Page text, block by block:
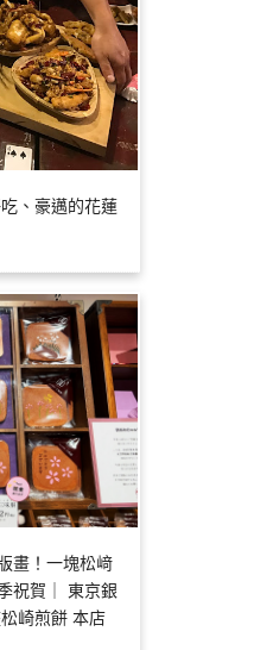
、豪邁的花蓮
畫！一塊松﨑
祝賀｜ 東京銀
崎煎餅 本店